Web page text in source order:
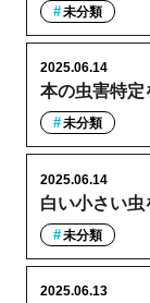
未分類
本の虫害特定
2025.06.14
未分類
白い小さい
2025.06.14
未分類
2025.06.13